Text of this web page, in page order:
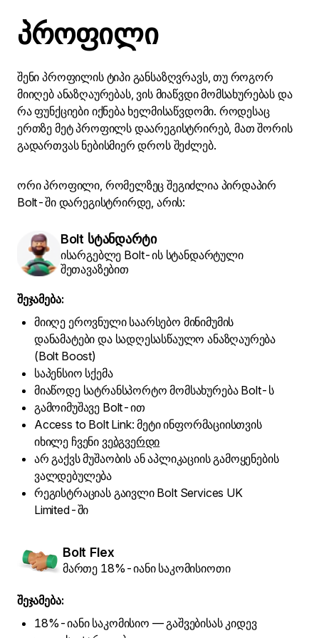
პროფილი
შენი პროფილის ტიპი განსაზღვრავს, თუ როგორ
მიიღებ ანაზღაურებას, ვის მიაწვდი მომსახურებას და
რა ფუნქციები იქნება ხელმისაწვდომი. როდესაც
ერთზე მეტ პროფილს დაარეგისტრირებ, მათ შორის
გადართვას ნებისმიერ დროს შეძლებ.
ორი პროფილი, რომელზეც შეგიძლია პირდაპირ
Bolt-ში დარეგისტრირდე, არის:
Bolt სტანდარტი
ისარგებლე Bolt-ის სტანდარტული
შეთავაზებით
შეჯამება:
მიიღე ეროვნული საარსებო მინიმუმის
დანამატები და სადღესასწაულო ანაზღაურება
(Bolt Boost)
საპენსიო სქემა
მიაწოდე სატრანსპორტო მომსახურება Bolt-ს
გამოიმუშავე Bolt-ით
Access to Bolt Link: მეტი ინფორმაციისთვის
იხილე ჩვენი ვებგვერდი
არ გაქვს მუშაობის ან აპლიკაციის გამოყენების
ვალდებულება
რეგისტრაციას გაივლი Bolt Services UK
Limited-ში
Bolt Flex
მართე 18%-იანი საკომისიოთი
შეჯამება:
18%-იანი საკომისიო — გაშვებისას კიდევ